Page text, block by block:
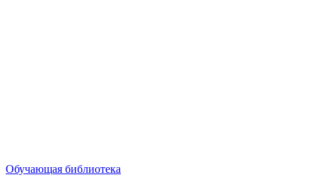
Обучающая библиотека